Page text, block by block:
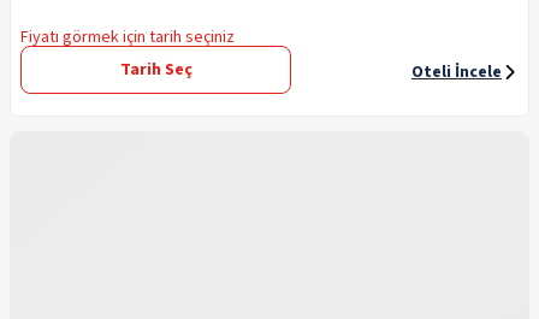
Fiyatı görmek için tarih seçiniz
Tarih Seç
Oteli İncele